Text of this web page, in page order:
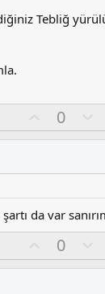
Tebliğ
y
0
l
s
z
l
da var
y
0
l